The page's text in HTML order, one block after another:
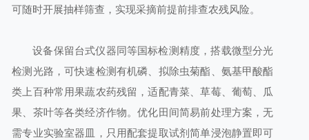
可随时开展抽样筛查，实现采摘前提前排查农残风险。
设备保留台式仪器同等国标检测精度，搭载微型分光
检测光路，可快速检测有机磷、拟除虫菊酯、氨基甲酸酯
类上百种常用果蔬农药残留，适配青菜、草莓、葡萄、瓜
果、茶叶等各类经济作物。优化田间简易前处理方案，无
需专业实验室器皿，只用配套提取试剂简单浸泡静置即可